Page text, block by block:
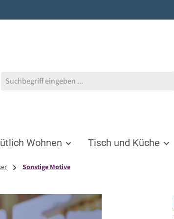
Wohnen Tisch und Küche
Sonstige Motive